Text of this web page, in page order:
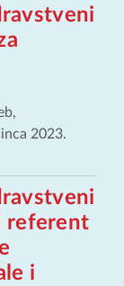
2023.
referent
i